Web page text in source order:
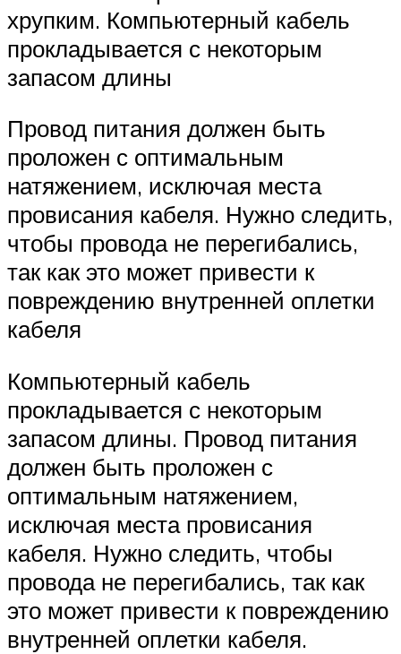
хрупким. Компьютерный кабель
прокладывается с некоторым
запасом длины
Провод питания должен быть
проложен с оптимальным
натяжением, исключая места
провисания кабеля. Нужно следить,
чтобы провода не перегибались,
так как это может привести к
повреждению внутренней оплетки
кабеля
Компьютерный кабель
прокладывается с некоторым
запасом длины. Провод питания
должен быть проложен с
оптимальным натяжением,
исключая места провисания
кабеля. Нужно следить, чтобы
провода не перегибались, так как
это может привести к повреждению
внутренней оплетки кабеля.